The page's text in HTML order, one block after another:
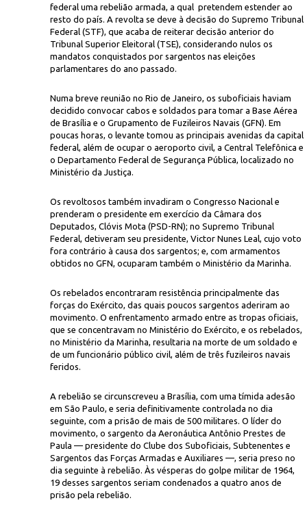
federal uma rebelião armada, a qual pretendem estender ao
resto do país. A revolta se deve à decisão do Supremo Tribunal
Federal (STF), que acaba de reiterar decisão anterior do
Tribunal Superior Eleitoral (TSE), considerando nulos os
mandatos conquistados por sargentos nas eleições
parlamentares do ano passado.
Numa breve reunião no Rio de Janeiro, os suboficiais haviam
decidido convocar cabos e soldados para tomar a Base Aérea
de Brasília e o Grupamento de Fuzileiros Navais (GFN). Em
poucas horas, o levante tomou as principais avenidas da capital
federal, além de ocupar o aeroporto civil, a Central Telefônica e
o Departamento Federal de Segurança Pública, localizado no
Ministério da Justiça.
Os revoltosos também invadiram o Congresso Nacional e
prenderam o presidente em exercício da Câmara dos
Deputados, Clóvis Mota (PSD-RN); no Supremo Tribunal
Federal, detiveram seu presidente, Victor Nunes Leal, cujo voto
fora contrário à causa dos sargentos; e, com armamentos
obtidos no GFN, ocuparam também o Ministério da Marinha.
Os rebelados encontraram resistência principalmente das
forças do Exército, das quais poucos sargentos aderiram ao
movimento. O enfrentamento armado entre as tropas oficiais,
que se concentravam no Ministério do Exército, e os rebelados,
no Ministério da Marinha, resultaria na morte de um soldado e
de um funcionário público civil, além de três fuzileiros navais
feridos.
A rebelião se circunscreveu a Brasília, com uma tímida adesão
em São Paulo, e seria definitivamente controlada no dia
seguinte, com a prisão de mais de 500 militares. O líder do
movimento, o sargento da Aeronáutica Antônio Prestes de
Paula — presidente do Clube dos Suboficiais, Subtenentes e
Sargentos das Forças Armadas e Auxiliares —, seria preso no
dia seguinte à rebelião. Às vésperas do golpe militar de 1964,
19 desses sargentos seriam condenados a quatro anos de
prisão pela rebelião.
da Guerra, na região central da cidade